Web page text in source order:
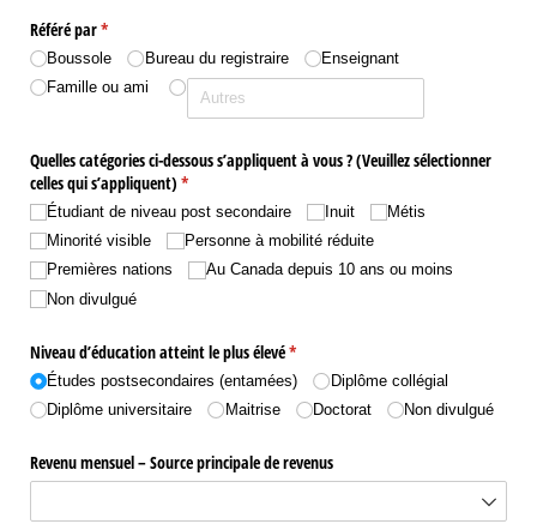
Référé par*
(requis)
Boussole Bureau du registraire
Enseignant
Famille ou ami
Quelles catégories ci-dessous s’appliquent à vous ? (Veuillez sélectionner
celles qui s’appliquent) *
(requis)
Étudiant de niveau post secondaire Inuit
Métis
Minorité visible
Personne à mobilité réduite
Premières nations
Au Canada depuis 10 ans ou moins
Non divulgué
Niveau d’éducation atteint le plus élevé*
(requis)
Études postsecondaires (entamées)
Diplôme collégial
Diplôme universitaire
Maitrise Doctorat Non divulgué
Revenu mensuel – Source principale de revenus